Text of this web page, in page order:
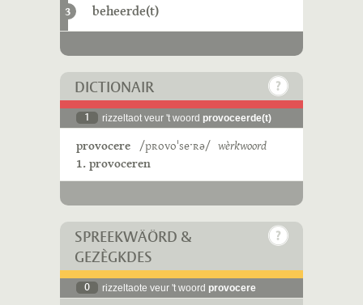
3 beheerde(t)
DICTIONAIR
1 rizzeltaot veur 't woord provoceerde(t)
provocere /pʀovoˈseˑʀə/ wèrkwoord
1. provoceren
SPREEKWÄÖRD &
GEZÈGKDES
0 rizzeltaote veur 't woord provocere